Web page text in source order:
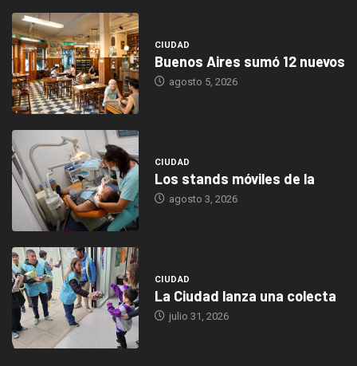
CIUDAD
Buenos Aires sumó 12 nuevos
agosto 5, 2026
CIUDAD
Los stands móviles de la
agosto 3, 2026
CIUDAD
La Ciudad lanza una colecta
julio 31, 2026